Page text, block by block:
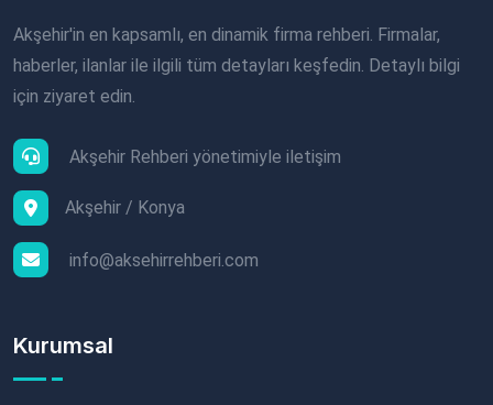
Akşehir'in en kapsamlı, en dinamik firma rehberi. Firmalar,
haberler, ilanlar ile ilgili tüm detayları keşfedin. Detaylı bilgi
için ziyaret edin.
Akşehir Rehberi yönetimiyle iletişim
Akşehir / Konya
info@aksehirrehberi.com
Kurumsal